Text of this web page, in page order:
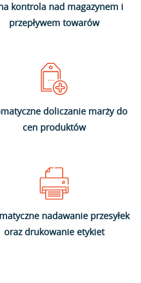
kontrola nad magazynem i
przepływem towarów
doliczanie marży do
cen produktów
nadawanie przesyłek
oraz drukowanie etykiet